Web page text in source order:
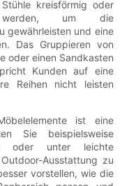
kreisförmig oder
werden, um die
gewährleisten und eine
Das Gruppieren von
oder einen Sandkasten
Kunden auf eine
Reihen nicht leisten
ist eine
Sie beispielsweise
oder unter leichte
Ausstattung zu
vorstellen, wie die